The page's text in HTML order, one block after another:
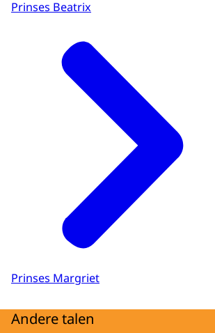
Prinses Beatrix
Prinses Margriet
Andere talen